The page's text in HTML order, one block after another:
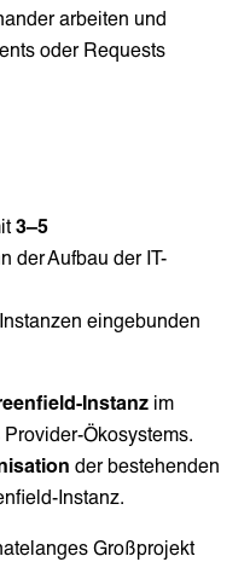
arbeiten und
oder Requests
3–5
der Aufbau der IT-
eingebunden
Instanz im
Ökosystems.
der bestehenden
Instanz.
Großprojekt